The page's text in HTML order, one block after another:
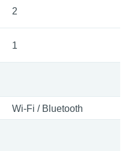
2
1
Wi-Fi / Bluetooth